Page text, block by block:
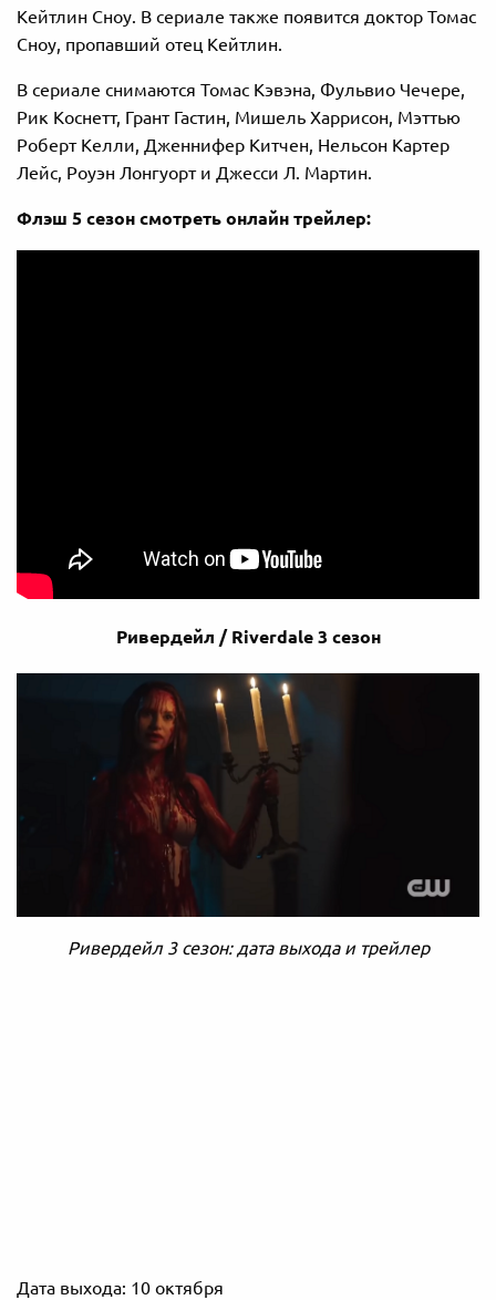
Кейтлин Сноу. В сериале также появится доктор Томас
Сноу, пропавший отец Кейтлин.
В сериале снимаются Томас Кэвэна, Фульвио Чечере,
Рик Коснетт, Грант Гастин, Мишель Харрисон, Мэттью
Роберт Келли, Дженнифер Китчен, Нельсон Картер
Лейс, Роуэн Лонгуорт и Джесси Л. Мартин.
Флэш 5 сезон смотреть онлайн трейлер:
Ривердейл / Riverdale​ 3 сезон
Ривердейл 3 сезон: дата выхода и трейлер
Дата выхода: 10 октября